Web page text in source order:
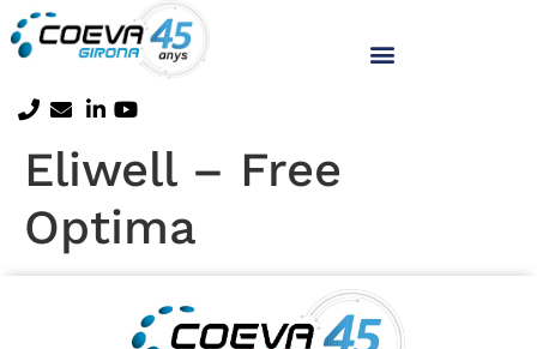
Eliwell – Free
Optima